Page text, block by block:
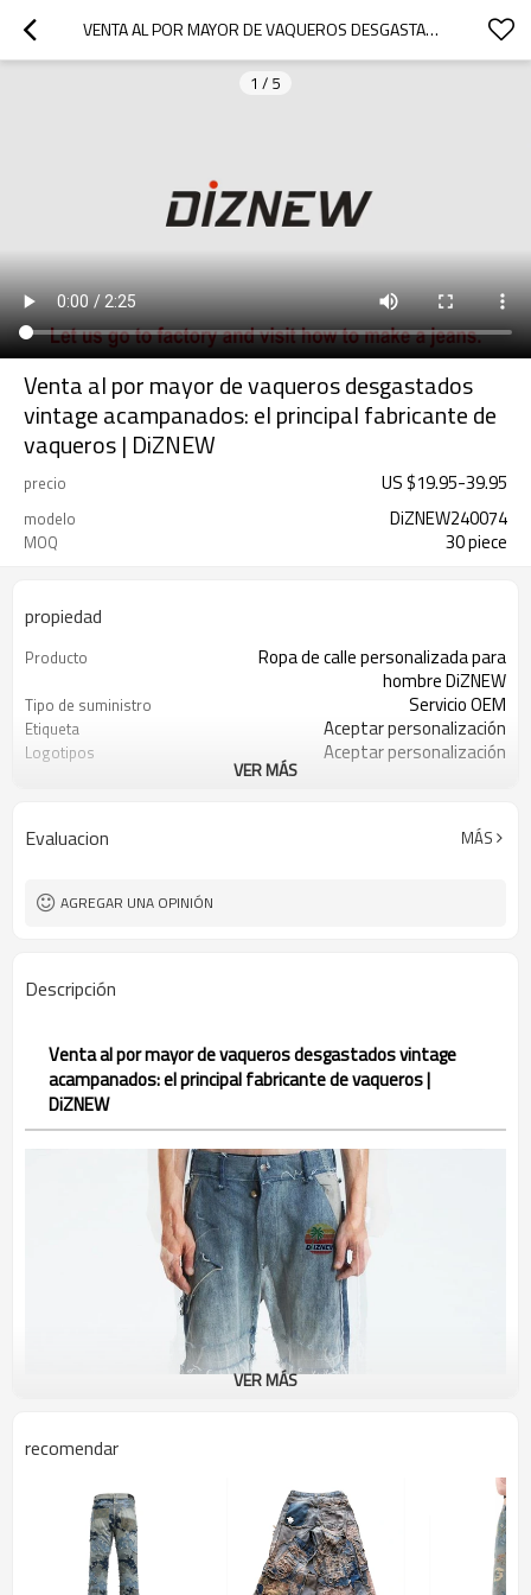
VENTA AL POR MAYOR DE VAQUEROS DESGASTADOS VINTAGE ACAMPANADOS: EL PRINCIPAL FABRICANTE DE VAQUEROS | DIZNEW
1 / 5
Venta al por mayor de vaqueros desgastados
vintage acampanados: el principal fabricante de
vaqueros | DiZNEW
precio US $19.95-39.95
modelo DiZNEW240074
MOQ 30 piece
propiedad
Producto
Ropa de calle personalizada para
hombre DiZNEW
Tipo de suministro Servicio OEM
Etiqueta Aceptar personalización
Logotipos Aceptar personalización
30 piezas
Origen Porcelana
VER MÁS
Evaluacion MÁS
AGREGAR UNA OPINIÓN
Descripción
Venta al por mayor de vaqueros desgastados vintage
acampanados: el principal fabricante de vaqueros |
DiZNEW
VER MÁS
recomendar